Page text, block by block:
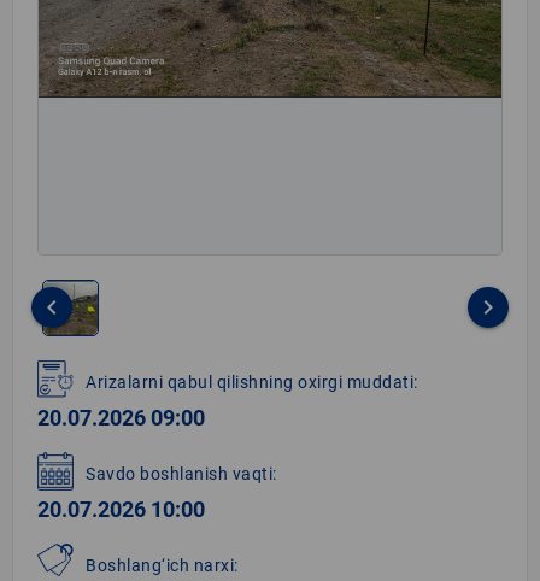
1
of
1
keyboard_arrow_left keyboard_arrow_right
Arizalarni qabul qilishning oxirgi muddati:
20.07.2026 09:00
Savdo boshlanish vaqti:
20.07.2026 10:00
Boshlang‘ich narxi: